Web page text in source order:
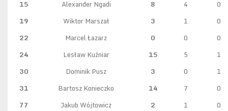
15
Alexander Ngadi 8 4
0
19
Wiktor Marszał 3 1
0
22
Marcel Łazarz 0 0
0
24
Lesław Kuźniar 15 5
1
30
Dominik Pusz 3 0
1
31
Bartosz Konieczko 14 7
0
77
Jakub Wójtowicz 2 1
0